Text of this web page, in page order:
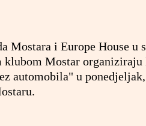
Mostara i Europe House u
Mostar
automobila" u